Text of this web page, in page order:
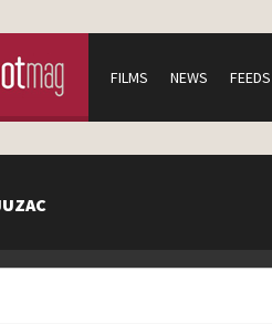
FILMS NEWS FEEDS